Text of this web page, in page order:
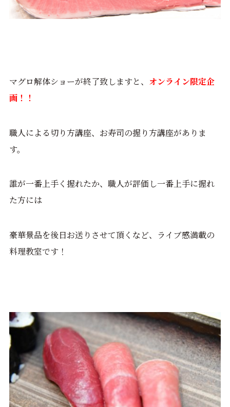
マグロ解体ショーが終了致しますと、 オンライン限定企
画！！
職人による切り方講座、お寿司の握り方講座がありま
す。
誰が一番上手く握れたか、職人が評価し一番上手に握れ
た方には
豪華景品を後日お送りさせて頂くなど、ライブ感満載の
料理教室です！